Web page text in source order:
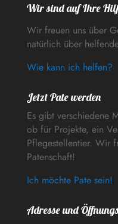
Wir sind auf Ihre
Wir freuen uns über
natürlich über
Wie kann ich helfen?
Jetzt Pate werden
Es gibt verschiedene
ob für Projekte, ein
Pflegestellentier. Wir
Patenschaft!
Ich möchte Pate sein!
Adresse und